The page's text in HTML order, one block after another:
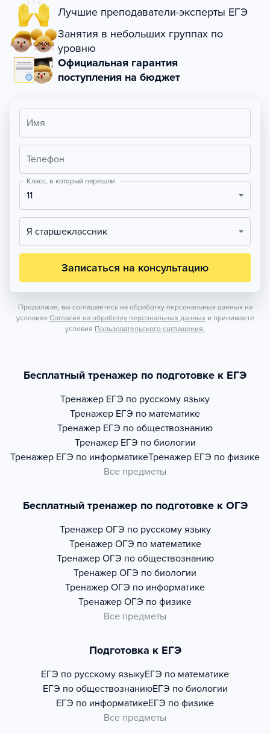
Лучшие преподаватели-эксперты ЕГЭ
Занятия в небольших группах по
уровню
Официальная гарантия
поступления на бюджет
Имя
Телефон
Класс, в который перешли
11
Я старшеклассник
Записаться на консультацию
Продолжая, вы соглашаетесь на обработку персональных данных на
условиях Согласия на обработку персональных данных и принимаете
условия Пользовательского соглашения.
Бесплатный тренажер по подготовке к ЕГЭ
Тренажер ЕГЭ по русскому языку
Тренажер ЕГЭ по математике
Тренажер ЕГЭ по обществознанию
Тренажер ЕГЭ по биологии
Тренажер ЕГЭ по информатикеТренажер ЕГЭ по физике
Все предметы
Бесплатный тренажер по подготовке к ОГЭ
Тренажер ОГЭ по русскому языку
Тренажер ОГЭ по математике
Тренажер ОГЭ по обществознанию
Тренажер ОГЭ по биологии
Тренажер ОГЭ по информатике
Тренажер ОГЭ по физике
Все предметы
Подготовка к ЕГЭ
ЕГЭ по русскому языкуЕГЭ по математике
ЕГЭ по обществознаниюЕГЭ по биологии
ЕГЭ по информатикеЕГЭ по физике
Все предметы